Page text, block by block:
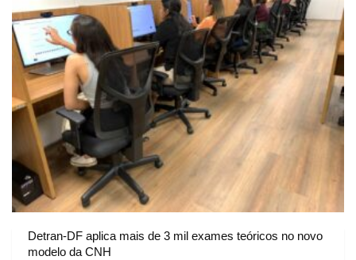
Detran-DF aplica mais de 3 mil exames teóricos no novo
modelo da CNH